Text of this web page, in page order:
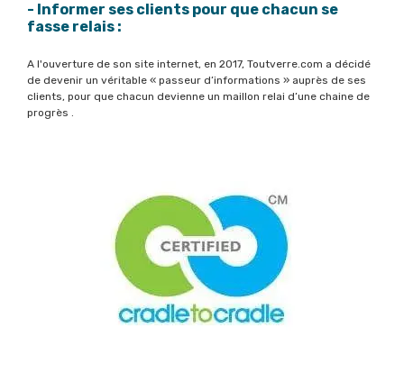
- Informer ses clients pour que chacun se
fasse relais :
A l'ouverture de son site internet, en 2017, Toutverre.com a décidé
de devenir un véritable « passeur d’informations » auprès de ses
clients, pour que chacun devienne un maillon relai d’une chaine de
progrès .